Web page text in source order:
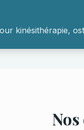
kinésithérapie,